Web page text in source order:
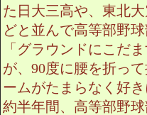
た日大三高や、東北
どと並んで高等部野
「グラウンドにこだ
が、90度に腰を折っ
ームがたまらなく好
約半年間、高等部野